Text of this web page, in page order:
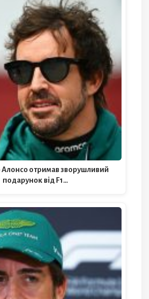
отримав зворушливий
подарунок від F1…